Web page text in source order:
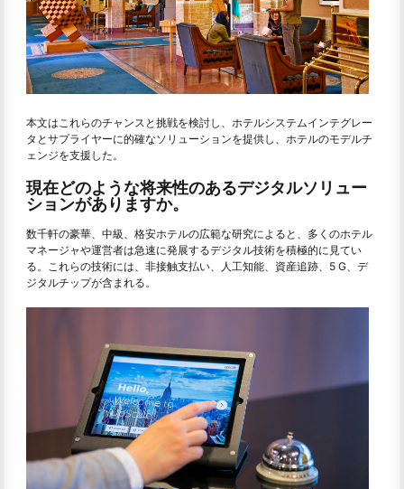
本文はこれらのチャンスと挑戦を検討し、ホテルシステムインテグレー
タとサプライヤーに的確なソリューションを提供し、ホテルのモデルチ
ェンジを支援した。
現在どのような将来性のあるデジタルソリュー
ションがありますか。
数千軒の豪華、中級、格安ホテルの広範な研究によると、多くのホテル
マネージャや運営者は急速に発展するデジタル技術を積極的に見てい
る。これらの技術には、非接触支払い、人工知能、資産追跡、5 G、デ
ジタルチップが含まれる。